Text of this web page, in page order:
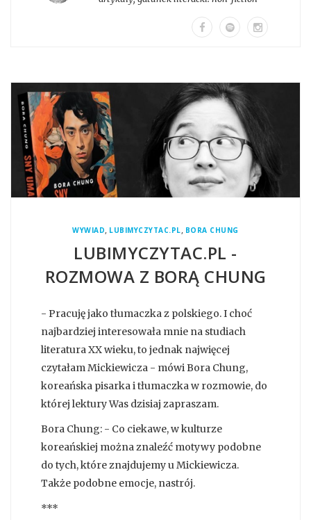
WYWIAD, LUBIMYCZYTAC.PL, BORA CHUNG
LUBIMYCZYTAC.PL -
ROZMOWA Z BORĄ CHUNG
- Pracuję jako tłumaczka z polskiego. I choć
najbardziej interesowała mnie na studiach
literatura XX wieku, to jednak najwięcej
czytałam Mickiewicza - mówi Bora Chung,
koreańska pisarka i tłumaczka w rozmowie, do
której lektury Was dzisiaj zapraszam.
Bora Chung: - Co ciekawe, w kulturze
koreańskiej można znaleźć motywy podobne
do tych, które znajdujemy u Mickiewicza.
Także podobne emocje, nastrój.
***